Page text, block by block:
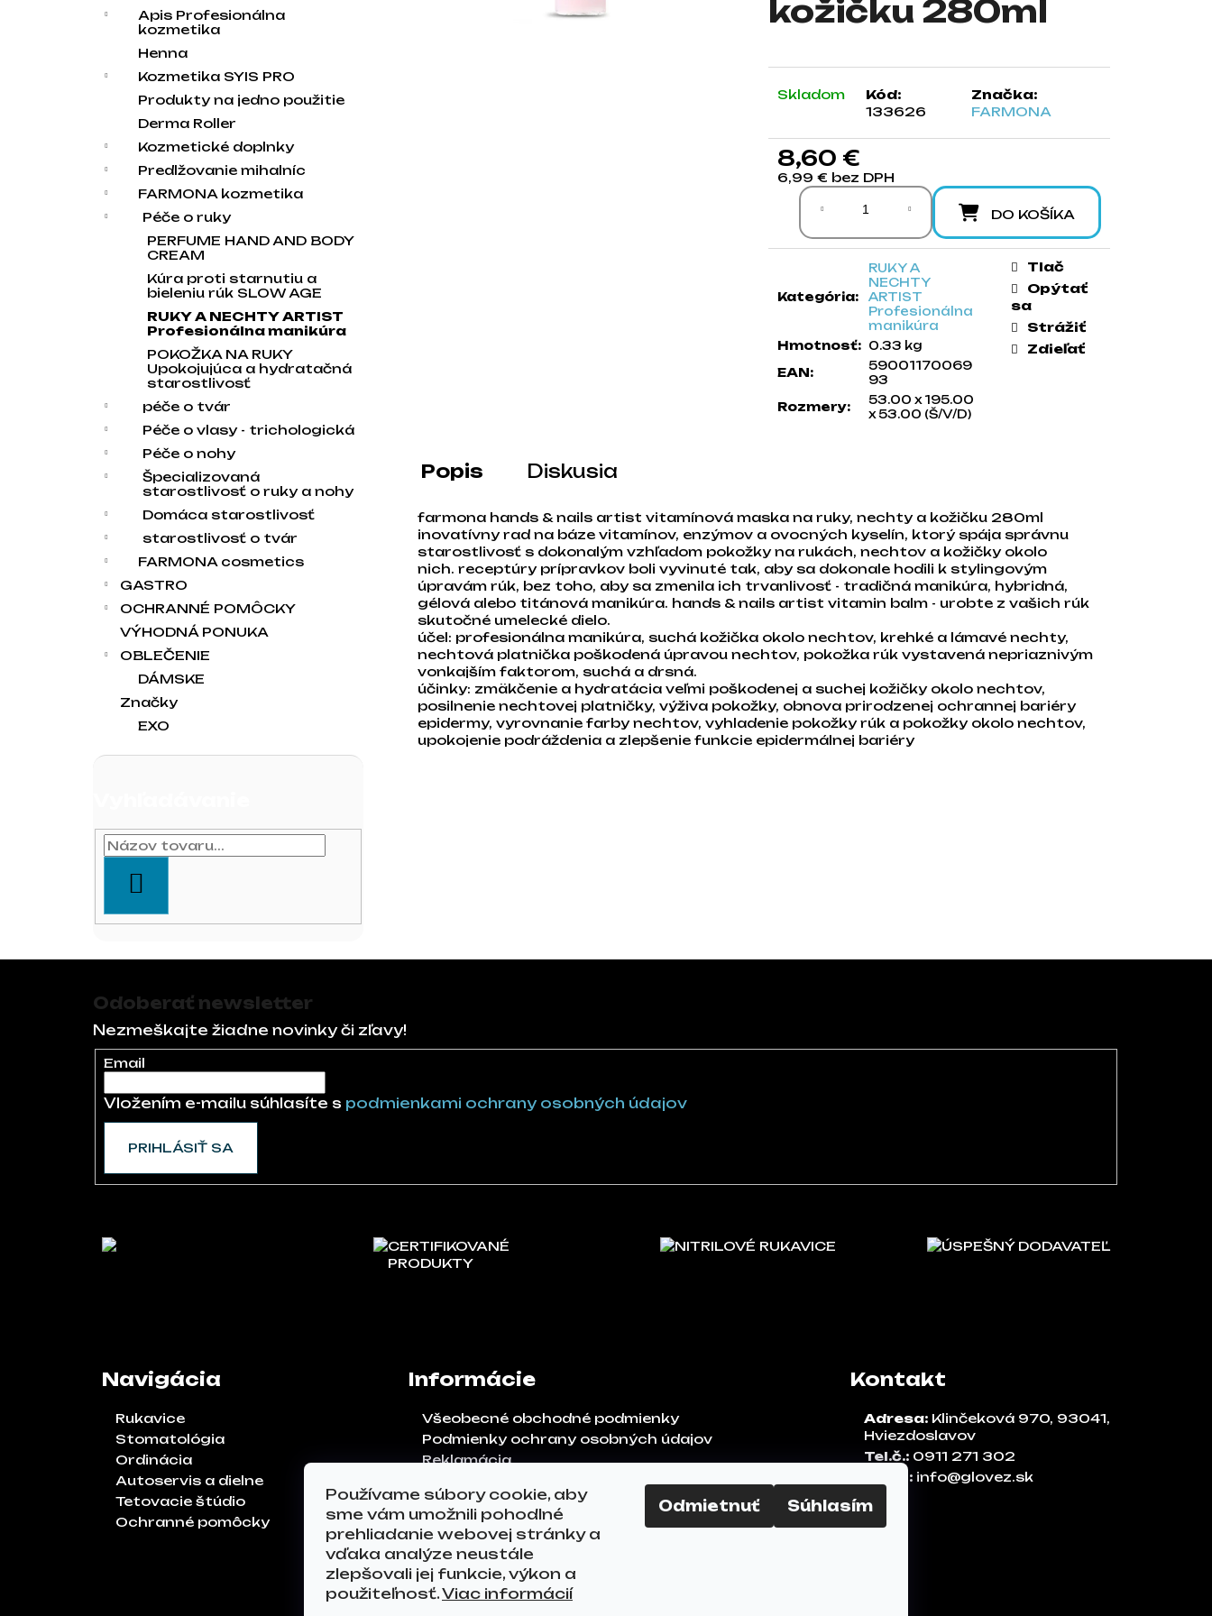
Používame súbory cookie, aby
sme vám umožnili pohodlné
prehliadanie webovej stránky a
vďaka analýze neustále
zlepšovali jej funkcie, výkon a
použiteľnosť.Viac informácií
Odmietnuť Súhlasím
Apis Profesionálna
kozmetika
Henna
Kozmetika SYIS PRO
Produkty na jedno použitie
Derma Roller
Kozmetické doplnky
Predlžovanie mihalníc
FARMONA kozmetika
Péče o ruky
PERFUME HAND AND BODY
CREAM
Kúra proti starnutiu a
bieleniu rúk SLOW AGE
RUKY A NECHTY ARTIST
Profesionálna manikúra
POKOŽKA NA RUKY
Upokojujúca a hydratačná
starostlivosť
péče o tvár
Péče o vlasy - trichologická
Péče o nohy
Špecializovaná
starostlivosť o ruky a nohy
Domáca starostlivosť
starostlivosť o tvár
FARMONA cosmetics
GASTRO
OCHRANNÉ POMÔCKY
VÝHODNÁ PONUKA
OBLEČENIE
DÁMSKE
Značky
EXO
kožičku 280ml
Skladom
Kód:
133626
Značka:
FARMONA
8,60 €
6,99 € bez DPH
Jednotková cena:
DO KOŠÍKA
Kategória:
RUKY A
NECHTY
ARTIST
Profesionálna
manikúra
Hmotnosť: 0.33 kg
EAN:
59001170069
93
Rozmery:
53.00 x 195.00
x 53.00 (Š/V/D)
Tlač
Opýtať
sa
Strážiť
Zdieľať
Popis Diskusia
farmona hands & nails artist vitamínová maska na ruky, nechty a kožičku 280ml
inovatívny rad na báze vitamínov, enzýmov a ovocných kyselín, ktorý spája správnu
starostlivosť s dokonalým vzhľadom pokožky na rukách, nechtov a kožičky okolo
nich. receptúry prípravkov boli vyvinuté tak, aby sa dokonale hodili k stylingovým
úpravám rúk, bez toho, aby sa zmenila ich trvanlivosť - tradičná manikúra, hybridná,
gélová alebo titánová manikúra. hands & nails artist vitamin balm - urobte z vašich rúk
skutočné umelecké dielo.
účel: profesionálna manikúra, suchá kožička okolo nechtov, krehké a lámavé nechty,
nechtová platnička poškodená úpravou nechtov, pokožka rúk vystavená nepriaznivým
vonkajším faktorom, suchá a drsná.
účinky: zmäkčenie a hydratácia veľmi poškodenej a suchej kožičky okolo nechtov,
posilnenie nechtovej platničky, výživa pokožky, obnova prirodzenej ochrannej bariéry
epidermy, vyrovnanie farby nechtov, vyhladenie pokožky rúk a pokožky okolo nechtov,
upokojenie podráždenia a zlepšenie funkcie epidermálnej bariéry
Odoberať newsletter
Nezmeškajte žiadne novinky či zľavy!
Email
Vložením e-mailu súhlasíte s podmienkami ochrany osobných údajov
PRIHLÁSIŤ SA
CERTIFIKOVANÉ
PRODUKTY
NITRILOVÉ RUKAVICE ÚSPEŠNÝ DODAVATEĽ
Navigácia
Rukavice
Stomatológia
Ordinácia
Autoservis a dielne
Tetovacie štúdio
Ochranné pomôcky
Informácie
Všeobecné obchodné podmienky
Podmienky ochrany osobných údajov
Reklamácia
FAQ
Kontakty
Kontakt
Adresa: Klinčeková 970, 93041,
Hviezdoslavov
Tel.č.: 0911 271 302
Email: info@glovez.sk